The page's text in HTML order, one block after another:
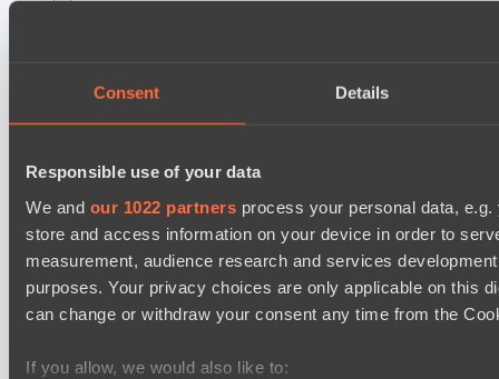
Consent Details
Responsible use of your data
We and our 1022 partners process your personal data,
store and access information on your device in order to
measurement, audience research and services
purposes. Your privacy choices are only applicable on this
can change or withdraw your consent any time from the
If you allow, we would also like to:
Mad Dogs League 2026 Season 48
Project Achilles
Dota 2 Space League 2026 Season 71
TOXIC TEAM
DARKNESS GAMING
Asgard Championship Season 1
PuckChamp